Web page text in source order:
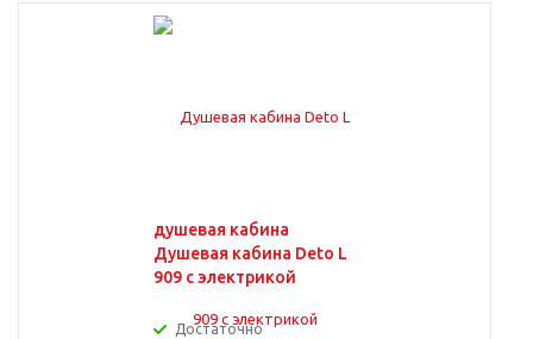
душевая кабина
Душевая кабина Deto L
909 с электрикой
Достаточно